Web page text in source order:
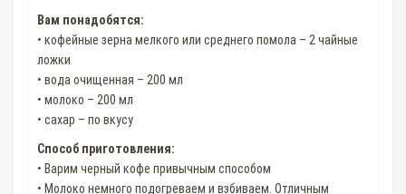
Вам понадобятся:
• кофейные зерна мелкого или среднего помола – 2 чайные
ложки
• вода очищенная – 200 мл
• молоко – 200 мл
• сахар – по вкусу
Способ приготовления:
• Варим черный кофе привычным способом
• Молоко немного подогреваем и взбиваем. Отличным